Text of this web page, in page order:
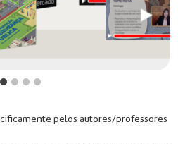
pelos autores/professores